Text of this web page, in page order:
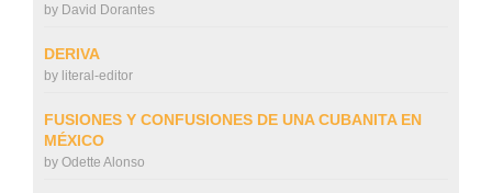
by David Dorantes
DERIVA
by literal-editor
FUSIONES Y CONFUSIONES DE UNA CUBANITA EN
MÉXICO
by Odette Alonso